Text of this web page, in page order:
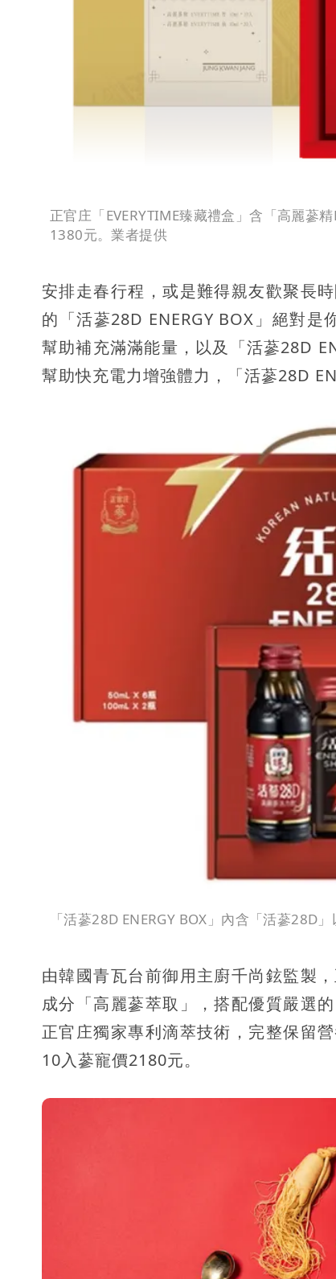
正官庄「EVERYTIME臻藏禮盒」含「高麗蔘
1380元。業者提供
安排走春行程，或是難得親友歡聚長
的「活蔘28D ENERGY BOX」絕對
幫助補充滿滿能量，以及「活蔘28D
幫助快充電力增強體力，「活蔘28D
「活蔘28D ENERGY BOX」內含「活蔘28D
由韓國青瓦台前御用主廚千尚鉉監製
成分「高麗蔘萃取」，搭配優質嚴選
正官庄獨家專利滴萃技術，完整保留
10入蔘寵價2180元。